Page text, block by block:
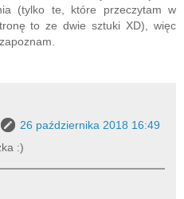
(tylko te, które przeczytam w
to ze dwie sztuki XD), więc
26 października 2018 16:49
:)